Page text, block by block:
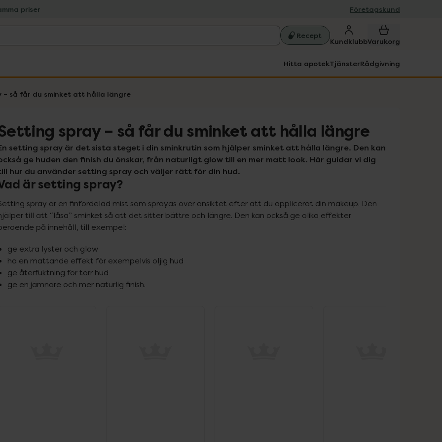
priser Företagskund
Recept
KundklubbVarukorg
Hitta apotekTjänsterRådgivning
– så får du sminket att hålla längre
spray – så får du sminket att hålla längre
setting spray är det sista steget i din sminkrutin som hjälper sminket att hålla längre. Den kan
ge huden den finish du önskar, från naturligt glow till en mer matt look. Här guidar vi dig
hur du använder setting spray och väljer rätt för din hud.
är setting spray?
spray är en finfördelad mist som sprayas över ansiktet efter att du applicerat din makeup. Den
till att “låsa” sminket så att det sitter bättre och längre. Den kan också ge olika effekter
på innehåll, till exempel:
ge extra lyster och glow
ha en mattande effekt för exempelvis oljig hud
ge återfuktning för torr hud
ge en jämnare och mer naturlig finish.